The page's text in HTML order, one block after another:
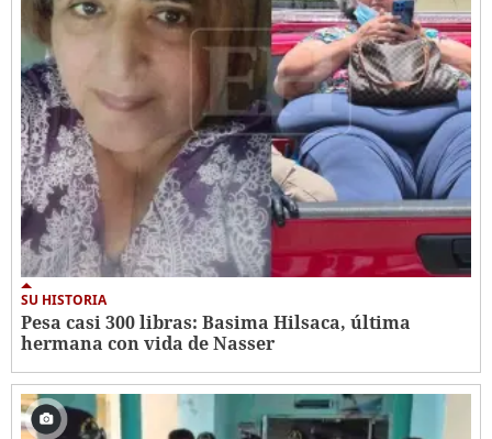
SU HISTORIA
Pesa casi 300 libras: Basima Hilsaca, última
hermana con vida de Nasser